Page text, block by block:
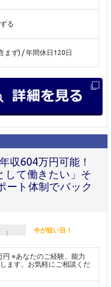
る
まず) / 年間休日120日
収604万円可能！
して働きたい」そ
ート体制でバック
今が狙い目！
※あなたのご経験、能力
ます。お気軽にご相談くだ